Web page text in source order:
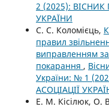
2 (2025): ВІСНИК
УКРАЇНИ
С. С. Коломієць,
правил
виправленням
покарання ,
України: № 1
АСОЦІАЦІЇ
Е. М. Кісілюк, О.